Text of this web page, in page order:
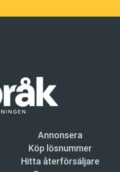
Annonsera
Köp lösnummer
Hitta återförsäljare